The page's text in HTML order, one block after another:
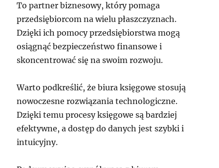
To partner biznesowy, który pomaga
przedsiębiorcom na wielu płaszczyznach.
Dzięki ich pomocy przedsiębiorstwa mogą
osiągnąć bezpieczeństwo finansowe i
skoncentrować się na swoim rozwoju.
Warto podkreślić, że biura księgowe stosują
nowoczesne rozwiązania technologiczne.
Dzięki temu procesy księgowe są bardziej
efektywne, a dostęp do danych jest szybki i
intuicyjny.